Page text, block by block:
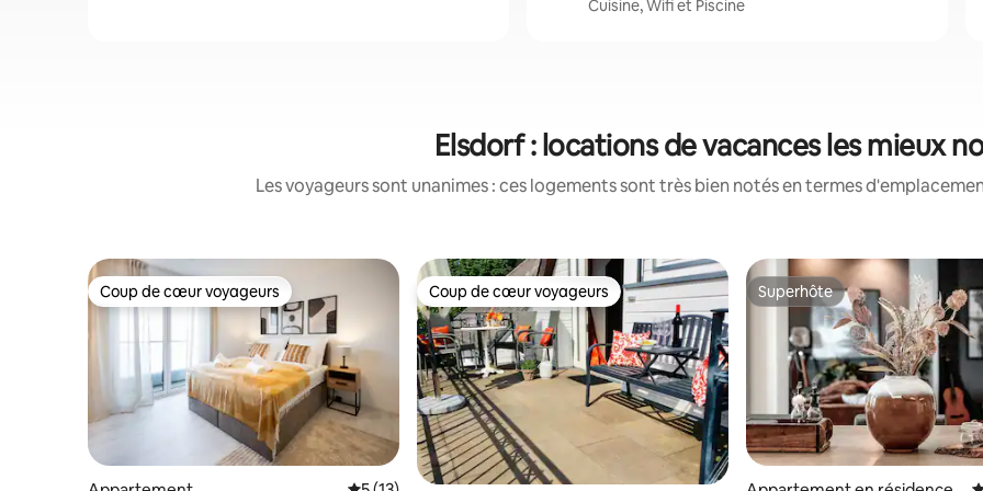
Cuisine, Wifi et Piscine
Elsdorf : locations de vacances les mieux
Les voyageurs sont unanimes : ces logements sont très bien notés en termes
Coup de cœur voyageurs
Coup de cœur voyageurs Coup de cœur voyageurs
Coup de cœur voyageurs Superhôte
Superhôte